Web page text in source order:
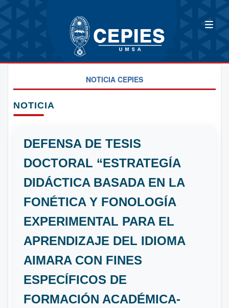
NOTICIA CEPIES
NOTICIA
DEFENSA DE TESIS
DOCTORAL “ESTRATEGÍA
DIDÁCTICA BASADA EN LA
FONÉTICA Y FONOLOGÍA
EXPERIMENTAL PARA EL
APRENDIZAJE DEL IDIOMA
AIMARA CON FINES
ESPECÍFICOS DE
FORMACIÓN ACADÉMICA-